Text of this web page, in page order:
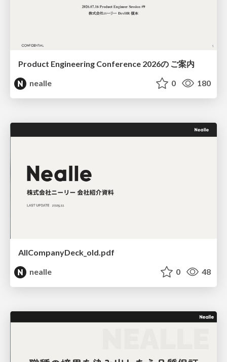
Product Engineering Conference 2026の ご案内
nealle
0 180
AllCompanyDeck_old.pdf
nealle
0 48